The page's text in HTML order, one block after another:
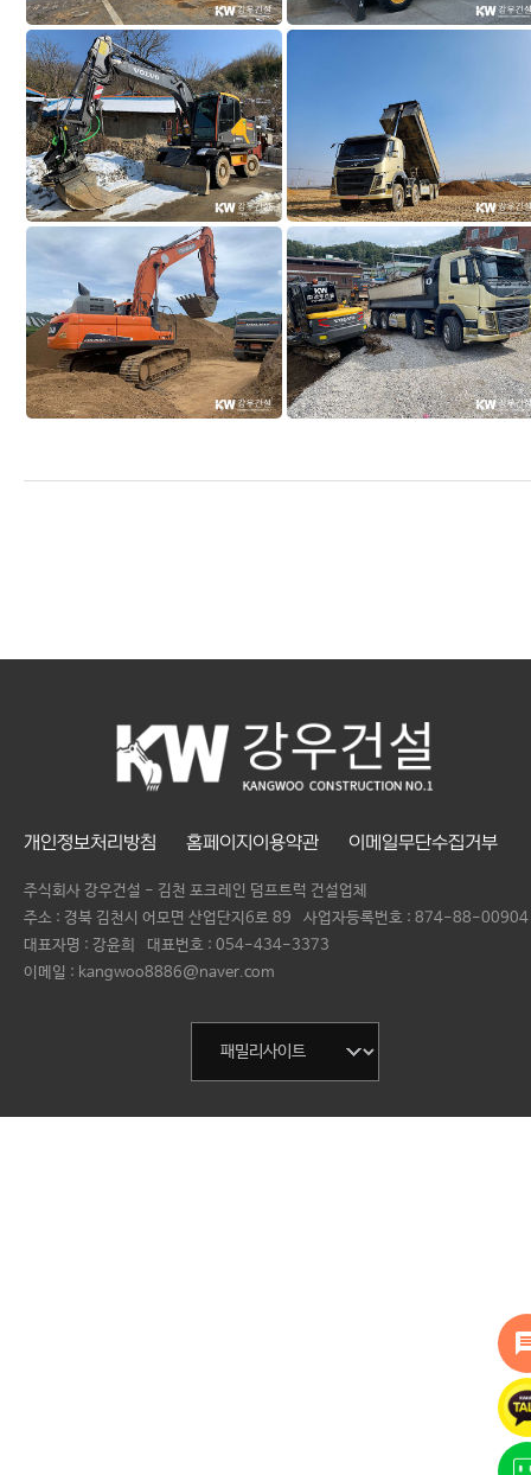
개인정보처리방침 홈페이지이용약관 이메일무단수집거부
주식회사 강우건설 - 김천 포크레인 덤프트럭 건설업체
주소 : 경북 김천시 어모면 산업단지6로 89
사업자등록번호 : 874-88-00904
대표자명 : 강윤희 대표번호 : 054-434-3373
이메일 : kangwoo8886@naver.com